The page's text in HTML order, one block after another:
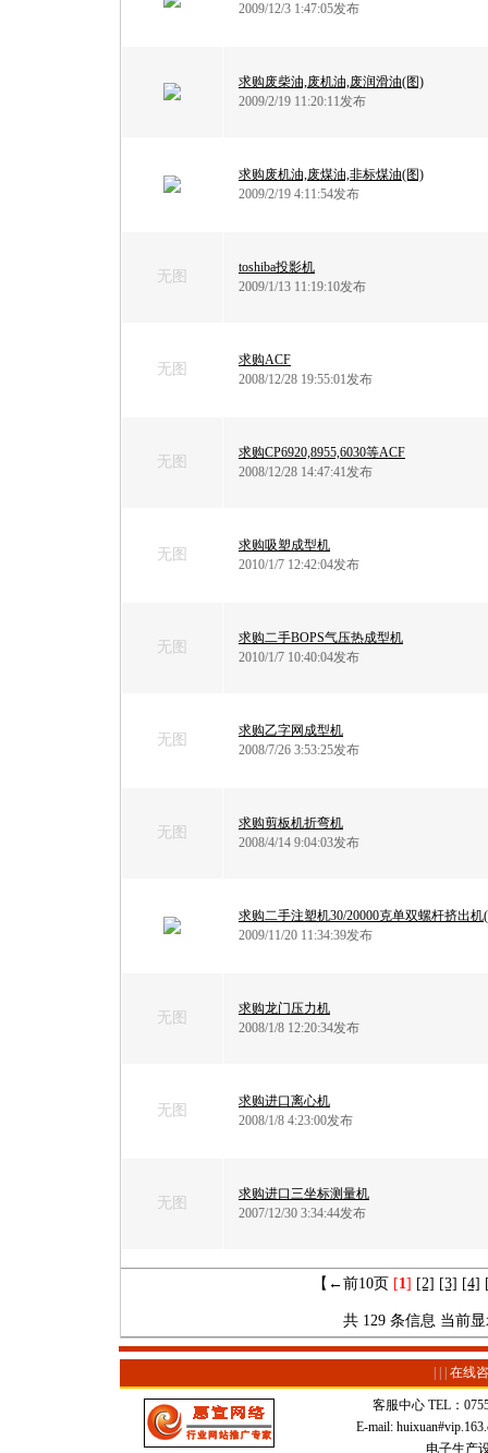
2009/12/3 1:47:05发布
求购废柴油,废机油,废润滑油(图)
2009/2/19 11:20:11发布
求购废机油,废煤油,非标煤油(图)
2009/2/19 4:11:54发布
无图
toshiba投影机
2009/1/13 11:19:10发布
无图
求购ACF
2008/12/28 19:55:01发布
无图
求购CP6920,8955,6030等ACF
2008/12/28 14:47:41发布
无图
求购吸塑成型机
2010/1/7 12:42:04发布
无图
求购二手BOPS气压热成型机
2010/1/7 10:40:04发布
无图
求购乙字网成型机
2008/7/26 3:53:25发布
无图
求购剪板机折弯机
2008/4/14 9:04:03发布
求购二手注塑机30/20000克单双螺杆挤出机
2009/11/20 11:34:39发布
无图
求购龙门压力机
2008/1/8 12:20:34发布
无图
求购进口离心机
2008/1/8 4:23:00发布
无图
求购进口三坐标测量机
2007/12/30 3:34:44发布
【←前10页 [1] [2] [3] [4]
共 129 条信息 当前
在线
客服中心 TEL：
E-mail:
电子生产